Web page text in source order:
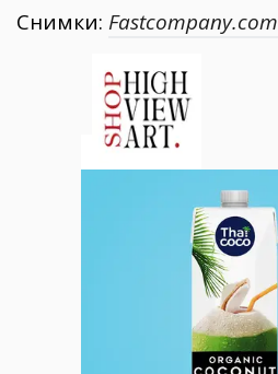
Снимки: Fastcompany.com